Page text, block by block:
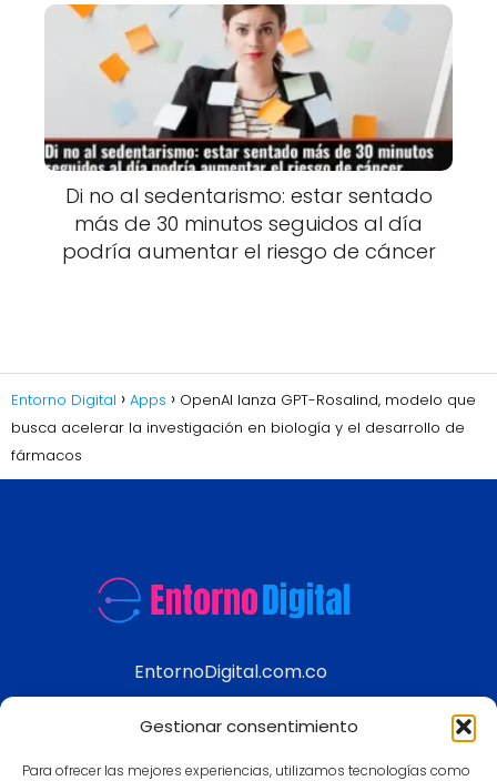
Gestionar consentimiento
Para ofrecer las mejores experiencias, utilizamos tecnologías como
Di no al sedentarismo: estar sentado
más de 30 minutos seguidos al día
podría aumentar el riesgo de cáncer
Entorno Digital Apps
OpenAI lanza GPT-Rosalind, modelo que
busca acelerar la investigación en biología y el desarrollo de
fármacos
EntornoDigital.com.co
modernos